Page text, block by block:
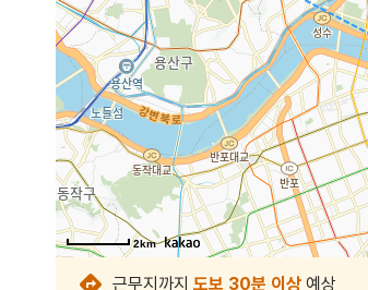
2km
2km
2km
2km
2km
2km
2km
2km
근무지까지 도보 30분 이상 예상